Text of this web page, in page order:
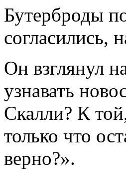
Бутерброды
согласились,
Он взглянул
узнавать
Скалли? К
только что
верно?».